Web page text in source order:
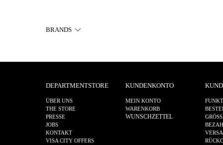
BRANDS
DEPARTMENTSTORE
ÜBER UNS
THE STORE
PRESSE
JOBS
KONTAKT
VISA CITY OFFERS
KUNDENKONTO
MEIN KONTO
WARENKORB
WUNSCHZETTEL